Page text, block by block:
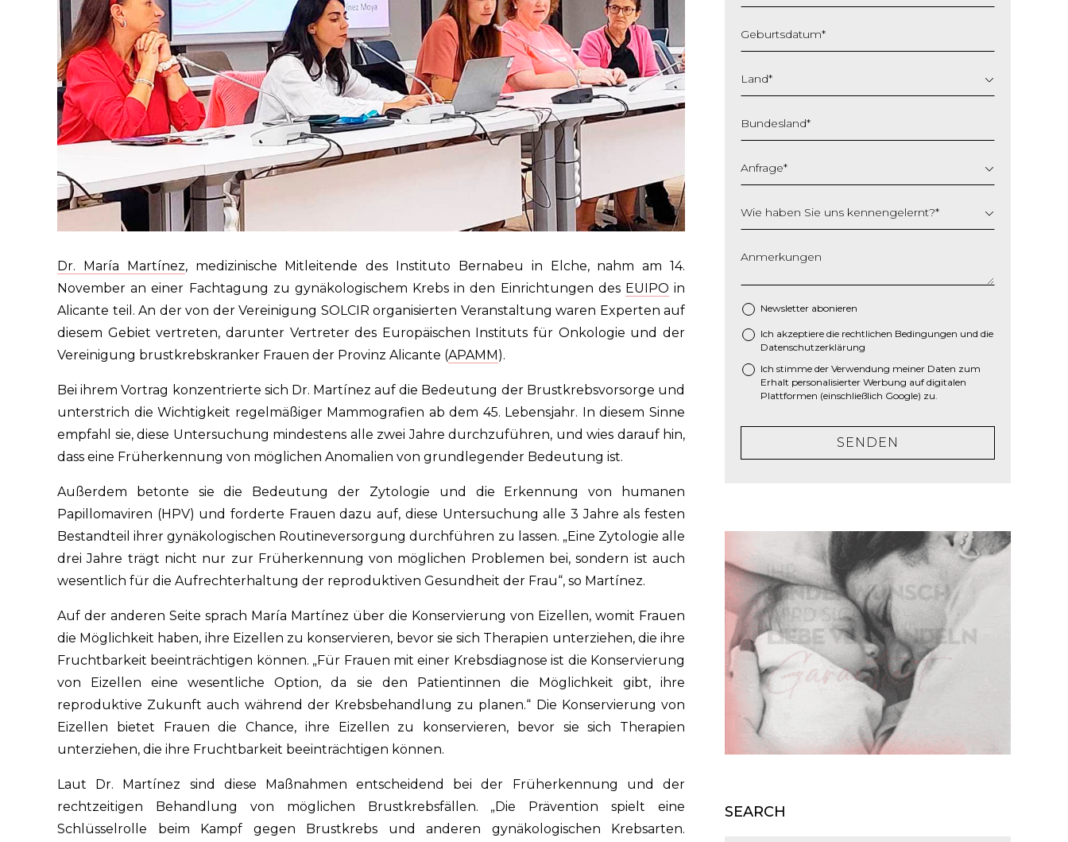
Dr. María Martínez, medizinische Mitleitende des Instituto Bernabeu in Elche, nahm am 14.
November an einer Fachtagung zu gynäkologischem Krebs in den Einrichtungen des EUIPO in
Alicante teil. An der von der Vereinigung SOLCIR organisierten Veranstaltung waren Experten auf
diesem Gebiet vertreten, darunter Vertreter des Europäischen Instituts für Onkologie und der
Vereinigung brustkrebskranker Frauen der Provinz Alicante (APAMM).
Bei ihrem Vortrag konzentrierte sich Dr. Martínez auf die Bedeutung der Brustkrebsvorsorge und
unterstrich die Wichtigkeit regelmäßiger Mammografien ab dem 45. Lebensjahr. In diesem Sinne
empfahl sie, diese Untersuchung mindestens alle zwei Jahre durchzuführen, und wies darauf hin,
dass eine Früherkennung von möglichen Anomalien von grundlegender Bedeutung ist.
Außerdem betonte sie die Bedeutung der Zytologie und die Erkennung von humanen
Papillomaviren (HPV) und forderte Frauen dazu auf, diese Untersuchung alle 3 Jahre als festen
Bestandteil ihrer gynäkologischen Routineversorgung durchführen zu lassen. „Eine Zytologie alle
drei Jahre trägt nicht nur zur Früherkennung von möglichen Problemen bei, sondern ist auch
wesentlich für die Aufrechterhaltung der reproduktiven Gesundheit der Frau“, so Martínez.
Auf der anderen Seite sprach María Martínez über die Konservierung von Eizellen, womit Frauen
die Möglichkeit haben, ihre Eizellen zu konservieren, bevor sie sich Therapien unterziehen, die ihre
Fruchtbarkeit beeinträchtigen können. „Für Frauen mit einer Krebsdiagnose ist die Konservierung
von Eizellen eine wesentliche Option, da sie den Patientinnen die Möglichkeit gibt, ihre
reproduktive Zukunft auch während der Krebsbehandlung zu planen.“ Die Konservierung von
Eizellen bietet Frauen die Chance, ihre Eizellen zu konservieren, bevor sie sich Therapien
unterziehen, die ihre Fruchtbarkeit beeinträchtigen können.
Laut Dr. Martínez sind diese Maßnahmen entscheidend bei der Früherkennung und der
rechtzeitigen Behandlung von möglichen Brustkrebsfällen. „Die Prävention spielt eine
Schlüsselrolle beim Kampf gegen Brustkrebs und anderen gynäkologischen Krebsarten.
Geburtsdatum*
Schrägstrich
MM
JJJJ
Land*
Bundesland*
Anfrage*
Wie haben Sie uns kennengelernt?*
Anmerkungen
Newsletter abonieren
* Ich akzeptiere die rechtlichen Bedingungen und die
Datenschutzerklärung
Ich stimme der Verwendung meiner Daten zum
Erhalt personalisierter Werbung auf digitalen
Plattformen (einschließlich Google) zu.
SENDEN
SEARCH